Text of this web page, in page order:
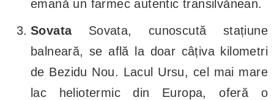
emană un farmec autentic transilvănean.
SovataSovata, cunoscută stațiune
balneară, se află la doar câțiva kilometri
de Bezidu Nou. Lacul Ursu, cel mai mare
lac heliotermic din Europa, oferă o